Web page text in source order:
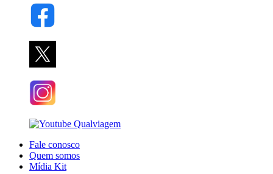
Fale conosco
Quem somos
Mídia Kit